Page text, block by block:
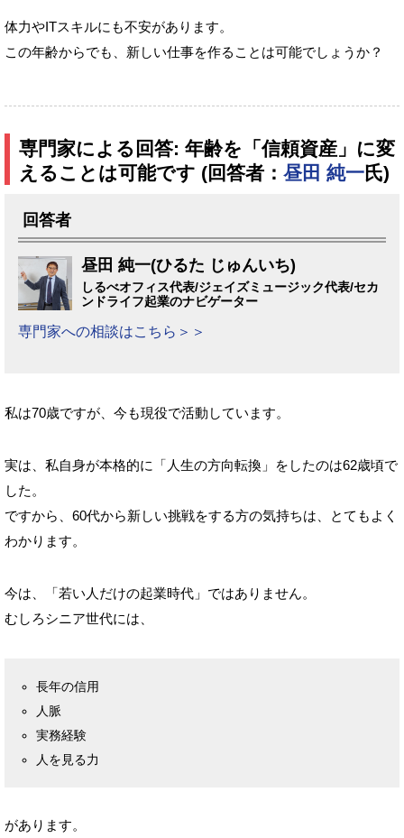
体力やITスキルにも不安があります。
この年齢からでも、新しい仕事を作ることは可能でしょうか？
専門家による回答: 年齢を「信頼資産」に変
えることは可能です (回答者： 昼田 純一氏)
回答者
昼田 純一(ひるた じゅんいち)
しるべオフィス代表/ジェイズミュージック代表/セカ
ンドライフ起業のナビゲーター
専門家への相談はこちら＞＞
私は70歳ですが、今も現役で活動しています。
実は、私自身が本格的に「人生の方向転換」をしたのは62歳頃で
した。
ですから、60代から新しい挑戦をする方の気持ちは、とてもよく
わかります。
今は、「若い人だけの起業時代」ではありません。
むしろシニア世代には、
長年の信用
人脈
実務経験
人を見る力
があります。